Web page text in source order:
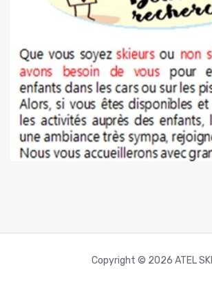
Copyright © 2026 ATEL SKI |